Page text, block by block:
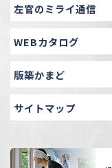
左官のミライ通信
WEBカタログ
版築かまど
サイトマップ